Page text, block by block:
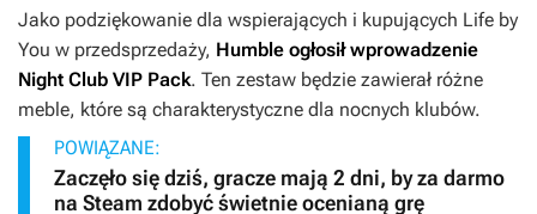
Jako podziękowanie dla wspierających i kupujących Life by
You w przedsprzedaży, Humble ogłosił wprowadzenie
Night Club VIP Pack. Ten zestaw będzie zawierał różne
meble, które są charakterystyczne dla nocnych klubów.
POWIĄZANE:
Zaczęło się dziś, gracze mają 2 dni, by za darmo
na Steam zdobyć świetnie ocenianą grę